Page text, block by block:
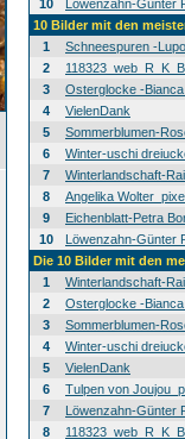
10
Löwenzahn-Günter
10 Bilder mit den
1
Schneespuren -
2
3
Osterglocke -
4
VielenDank
5
Sommerblumen-
6
Winter-uschi
7
Winterlandschaft-
8
Angelika
9
Eichenblatt-Petra
10
Löwenzahn-Günter
Die 10 Bilder mit den
1
Winterlandschaft-
2
Osterglocke -
3
Sommerblumen-
4
Winter-uschi
5
VielenDank
6
Tulpen von
7
Löwenzahn-Günter
8